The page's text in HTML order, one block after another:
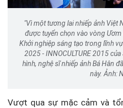
"Vì một tương lai nhiếp ảnh Việt
được tuyển chọn vào vòng
Khởi nghiệp sáng tạo trong lĩnh
2025 - INNOCULTURE 2015
hình, nghệ sĩ nhiếp ảnh Bá Hân
này. Ảnh:
Vượt qua sự mặc cảm và